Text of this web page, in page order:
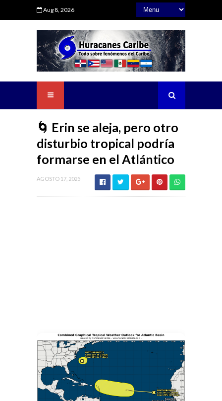
Aug 8, 2026
🌀 Erin se aleja, pero otro
disturbio tropical podría
formarse en el Atlántico
AGOSTO 17, 2025